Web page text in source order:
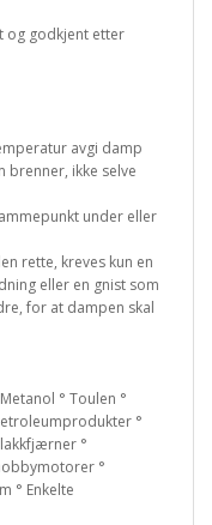
og godkjent etter
avgi damp
brenner, ikke selve
under eller
rette, kreves kun en
eller en gnist som
for at dampen skal
° Toulen °
°
°
°
° Enkelte